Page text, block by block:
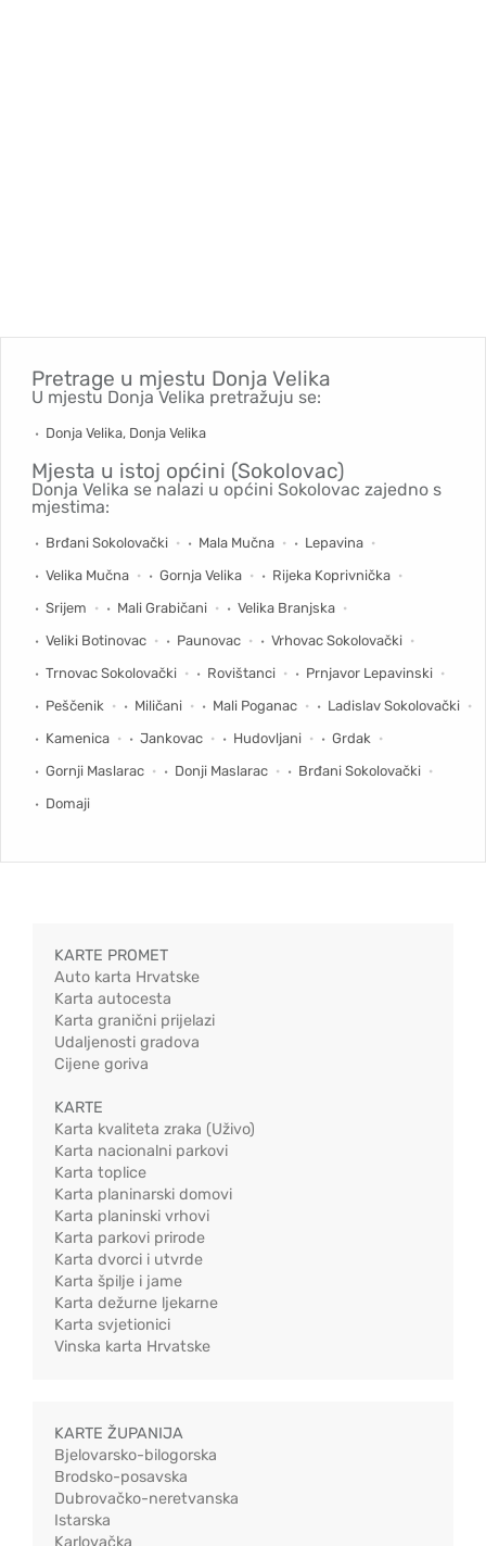
Pretrage u mjestu Donja Velika
U mjestu Donja Velika pretražuju se:
Donja Velika, Donja Velika
Mjesta u istoj općini (Sokolovac)
Donja Velika se nalazi u općini Sokolovac zajedno s
mjestima:
Brđani Sokolovački Mala Mučna
Lepavina
Velika Mučna
Gornja Velika
Rijeka Koprivnička
Srijem
Mali Grabičani
Velika Branjska
Veliki Botinovac
Paunovac
Vrhovac Sokolovački
Trnovac Sokolovački
Rovištanci
Prnjavor Lepavinski
Peščenik
Miličani Mali Poganac
Ladislav Sokolovački
Kamenica
Jankovac Hudovljani
Grdak
Gornji Maslarac
Donji Maslarac
Brđani Sokolovački
Domaji
KARTE PROMET
Auto karta Hrvatske
Karta autocesta
Karta granični prijelazi
Udaljenosti gradova
Cijene goriva
KARTE
Karta kvaliteta zraka (Uživo)
Karta nacionalni parkovi
Karta toplice
Karta planinarski domovi
Karta planinski vrhovi
Karta parkovi prirode
Karta dvorci i utvrde
Karta špilje i jame
Karta dežurne ljekarne
Karta svjetionici
Vinska karta Hrvatske
KARTE ŽUPANIJA
Bjelovarsko-bilogorska
Brodsko-posavska
Dubrovačko-neretvanska
Istarska
Karlovačka